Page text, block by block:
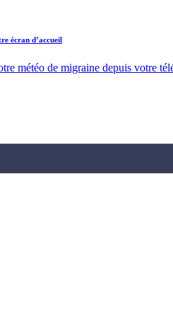
écran d’accueil
météo de migraine depuis votre